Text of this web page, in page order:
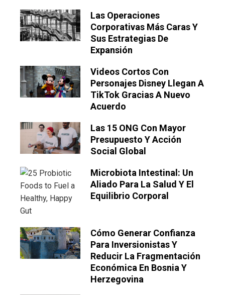
Las Operaciones
Corporativas Más Caras Y
Sus Estrategias De
Expansión
Videos Cortos Con
Personajes Disney Llegan A
TikTok Gracias A Nuevo
Acuerdo
Las 15 ONG Con Mayor
Presupuesto Y Acción
Social Global
Microbiota Intestinal: Un
Aliado Para La Salud Y El
Equilibrio Corporal
Cómo Generar Confianza
Para Inversionistas Y
Reducir La Fragmentación
Económica En Bosnia Y
Herzegovina